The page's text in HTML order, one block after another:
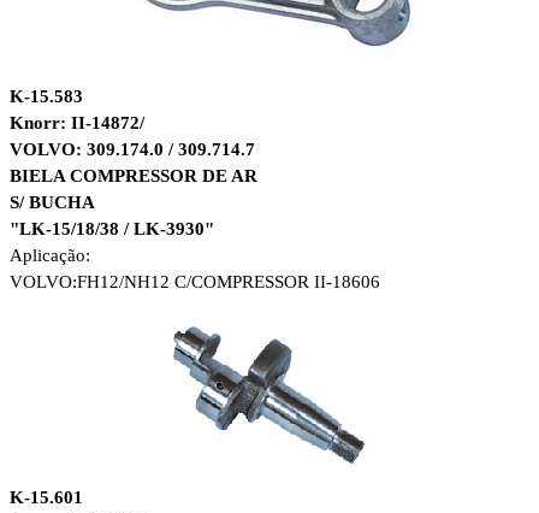
K-15.583
Knorr: II-14872/
VOLVO: 309.174.0 / 309.714.7
BIELA COMPRESSOR DE AR
S/ BUCHA
"LK-15/18/38 / LK-3930"
Aplicação:
VOLVO:FH12/NH12 C/COMPRESSOR II-18606
K-15.601